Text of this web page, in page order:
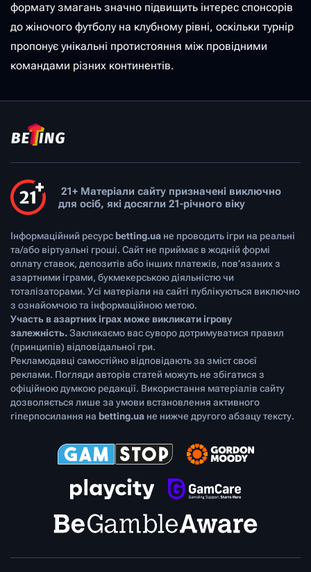
формату змагань значно підвищить інтерес спонсорів
до жіночого футболу на клубному рівні, оскільки турнір
пропонує унікальні протистояння між провідними
командами різних континентів.
21+ Матеріали сайту призначені виключно
для осіб, які досягли 21-річного віку
Інформаційний ресурс betting.ua не проводить ігри на реальні
та/або віртуальні гроші. Сайт не приймає в жодній формі
оплату ставок, депозитів або інших платежів, пов’язаних з
азартними іграми, букмекерською діяльністю чи
тоталізаторами. Усі матеріали на сайті публікуються виключно
з ознайомчою та інформаційною метою.
Участь в азартних іграх може викликати ігрову
залежність.Закликаємо вас суворо дотримуватися правил
(принципів) відповідальної гри.
Рекламодавці самостійно відповідають за зміст своєї
реклами. Погляди авторів статей можуть не збігатися з
офіційною думкою редакції. Використання матеріалів сайту
дозволяється лише за умови встановлення активного
гіперпосилання на betting.ua не нижче другого абзацу тексту.